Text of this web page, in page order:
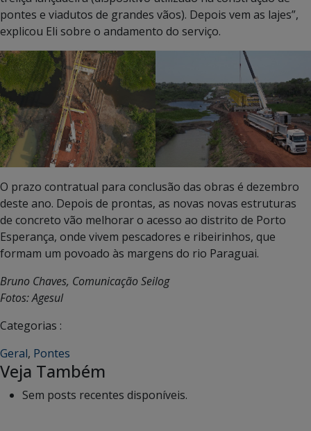
pontes e viadutos de grandes vãos). Depois vem as lajes”,
explicou Eli sobre o andamento do serviço.
O prazo contratual para conclusão das obras é dezembro
deste ano. Depois de prontas, as novas novas estruturas
de concreto vão melhorar o acesso ao distrito de Porto
Esperança, onde vivem pescadores e ribeirinhos, que
formam um povoado às margens do rio Paraguai.
Bruno Chaves, Comunicação Seilog
Fotos: Agesul
Categorias :
Geral, Pontes
Veja Também
Sem posts recentes disponíveis.